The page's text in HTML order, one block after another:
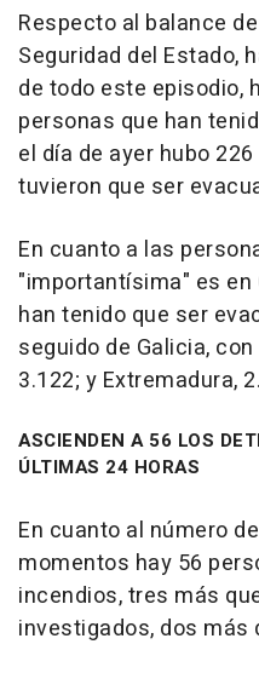
Respecto al balance
Seguridad del Estado,
de todo este episodio,
personas que han
el día de ayer hubo
tuvieron que ser
En cuanto a las
"importantísima" es en
han tenido que ser
seguido de Galicia,
3.122; y Extremadura,
ASCIENDEN A 56 LOS
ÚLTIMAS 24 HORAS
En cuanto al número
momentos hay 56
incendios, tres más
investigados, dos más